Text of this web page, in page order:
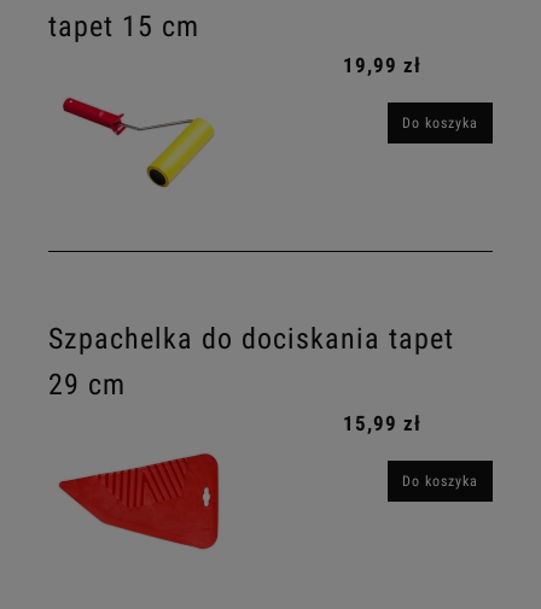
tapet 15 cm
19,99 zł
Do koszyka
Szpachelka do dociskania tapet
29 cm
15,99 zł
Do koszyka